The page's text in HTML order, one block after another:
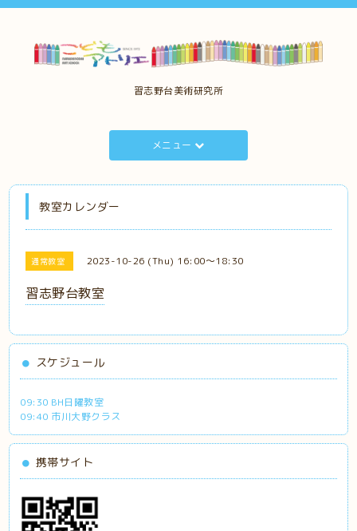
習志野台美術研究所
メニュー
教室カレンダー
通常教室 2023-10-26 (Thu) 16:00～18:30
習志野台教室
スケジュール
09:30 BH日曜教室
09:40 市川大野クラス
携帯サイト